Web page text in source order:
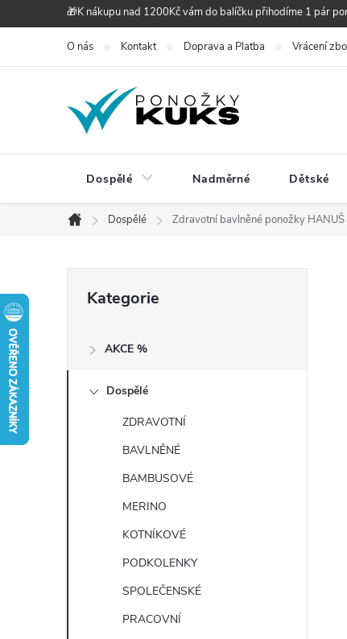
na
🎁K nákupu nad 1200Kč vám do balíčku přihodíme 1 pár
O nás Kontakt Doprava a Platba Vrácení
Dospělé Nadměrné Dětské
Domů
Dospělé Zdravotní bavlněné ponožky HANUŠ
s
kategorie
Kategorie
AKCE %
Dospělé
ZDRAVOTNÍ
BAVLNĚNÉ
BAMBUSOVÉ
MERINO
KOTNÍKOVÉ
PODKOLENKY
SPOLEČENSKÉ
PRACOVNÍ